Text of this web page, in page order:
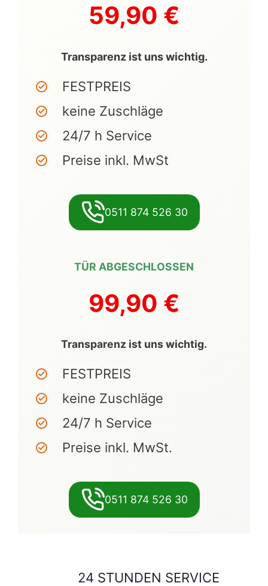
59,90 €
Transparenz ist uns wichtig.
FESTPREIS
keine Zuschläge
24/7 h Service
Preise inkl. MwSt
0511 874 526 30
TÜR ABGESCHLOSSEN
99,90 €
Transparenz ist uns wichtig.
FESTPREIS
keine Zuschläge
24/7 h Service
Preise inkl. MwSt.
0511 874 526 30
24 STUNDEN SERVICE